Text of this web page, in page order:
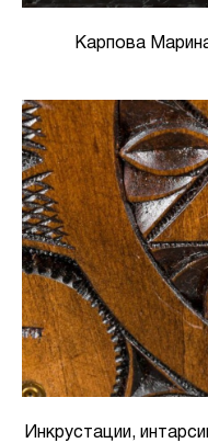
Карпова
Инкрустации,